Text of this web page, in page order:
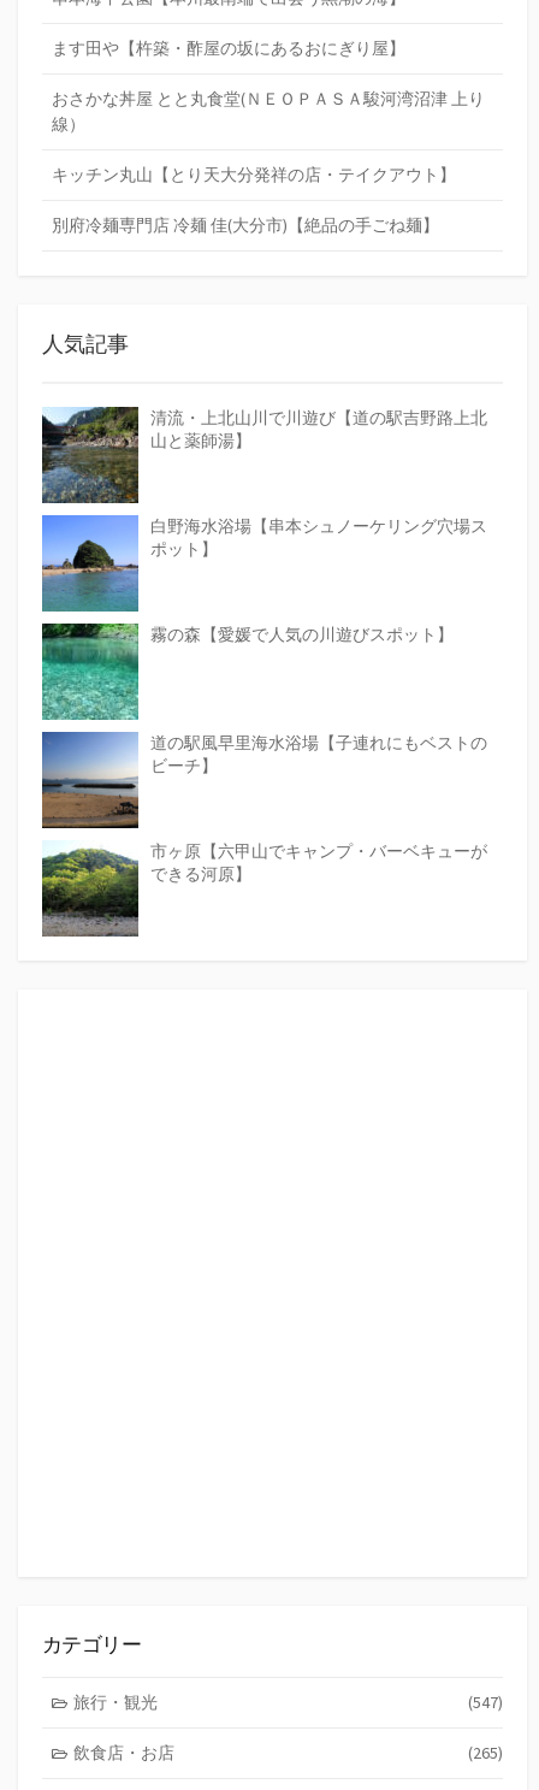
ます田や【杵築・酢屋の坂にあるおにぎり屋】
おさかな丼屋 とと丸食堂(ＮＥＯＰＡＳＡ駿河湾沼津 上り
線）
キッチン丸山【とり天大分発祥の店・テイクアウト】
別府冷麺専門店 冷麺 佳(大分市)【絶品の手ごね麺】
人気記事
清流・上北山川で川遊び【道の駅吉野路上北
山と薬師湯】
白野海水浴場【串本シュノーケリング穴場ス
ポット】
霧の森【愛媛で人気の川遊びスポット】
道の駅風早里海水浴場【子連れにもベストの
ビーチ】
市ヶ原【六甲山でキャンプ・バーベキューが
できる河原】
カテゴリー
旅行・観光 (547)
飲食店・お店 (265)